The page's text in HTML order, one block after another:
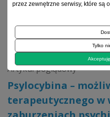
Archiwum
2017, tom 33, zeszyt
Artykuł poglądowy
Psylocybina –
terapeutycznego w
przez zewnętrzne serwisy, które są
Tylko